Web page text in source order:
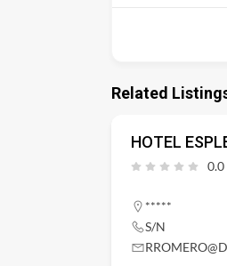
Related
HOTEL
0.0
*****
S/N